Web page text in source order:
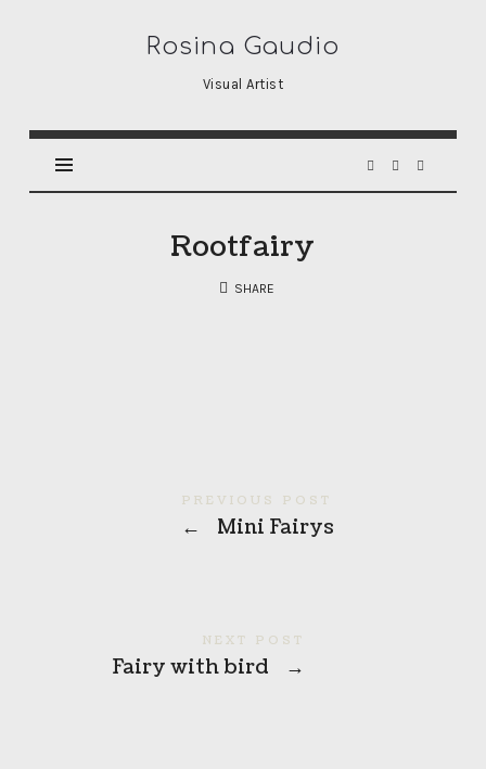
Rosina
Gaudio
Rosina Gaudio
Visual Artist
Rootfairy
SHARE
PREVIOUS POST
← Mini Fairys
NEXT POST
Fairy with bird →